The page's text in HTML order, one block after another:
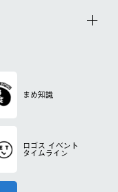
まめ知識
ロゴス イベント
タイムライン